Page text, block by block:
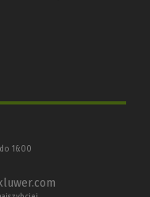
16:00